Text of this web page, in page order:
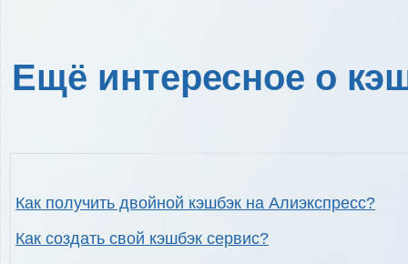
Ещё интересное о
Как получить двойной кэшбэк на Алиэкспресс?
Как создать свой кэшбэк сервис?